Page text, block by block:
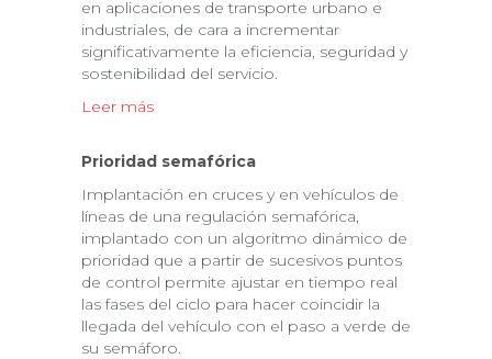
en aplicaciones de transporte urbano e
industriales, de cara a incrementar
significativamente la eficiencia, seguridad y
sostenibilidad del servicio.
Leer más
Prioridad semafórica
Implantación en cruces y en vehículos de
líneas de una regulación semafórica,
implantado con un algoritmo dinámico de
prioridad que a partir de sucesivos puntos
de control permite ajustar en tiempo real
las fases del ciclo para hacer coincidir la
llegada del vehículo con el paso a verde de
su semáforo.